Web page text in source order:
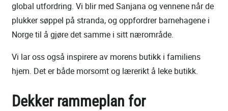
global utfordring. Vi blir med Sanjana og vennene når de
plukker søppel på stranda, og oppfordrer barnehagene i
Norge til å gjøre det samme i sitt nærområde.
Vi lar oss også inspirere av morens butikk i familiens
hjem. Det er både morsomt og lærerikt å leke butikk.
Dekker rammeplan for